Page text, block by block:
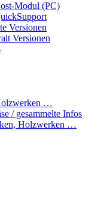
Modul (PC)
Versionen
Versionen
…
/ gesammelte Infos
Holzwerken …